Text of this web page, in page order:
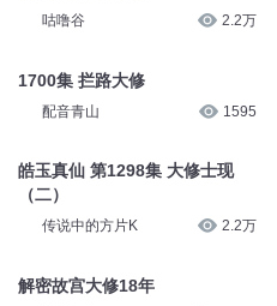
咕噜谷 2.2万
1700集 拦路大修
配音青山 1595
皓玉真仙 第1298集 大修士现
（二）
传说中的方片K 2.2万
解密故宫大修18年